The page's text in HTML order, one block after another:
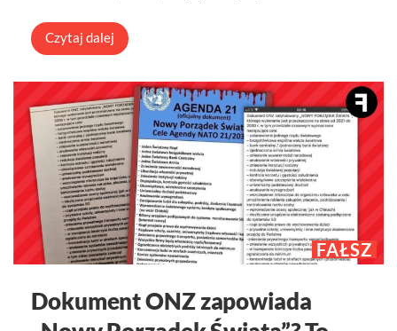
Czytaj dalej
FAŁSZ
Dokument ONZ zapowiada